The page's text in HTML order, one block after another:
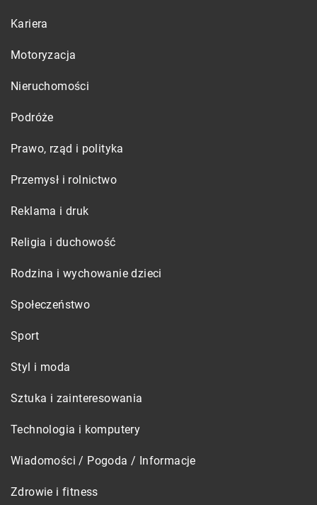
Kariera
Motoryzacja
Nieruchomości
Podróże
Prawo, rząd i polityka
Przemysł i rolnictwo
Reklama i druk
Religia i duchowość
Rodzina i wychowanie dzieci
Społeczeństwo
Sport
Styl i moda
Sztuka i zainteresowania
Technologia i komputery
Wiadomości / Pogoda / Informacje
Zdrowie i fitness